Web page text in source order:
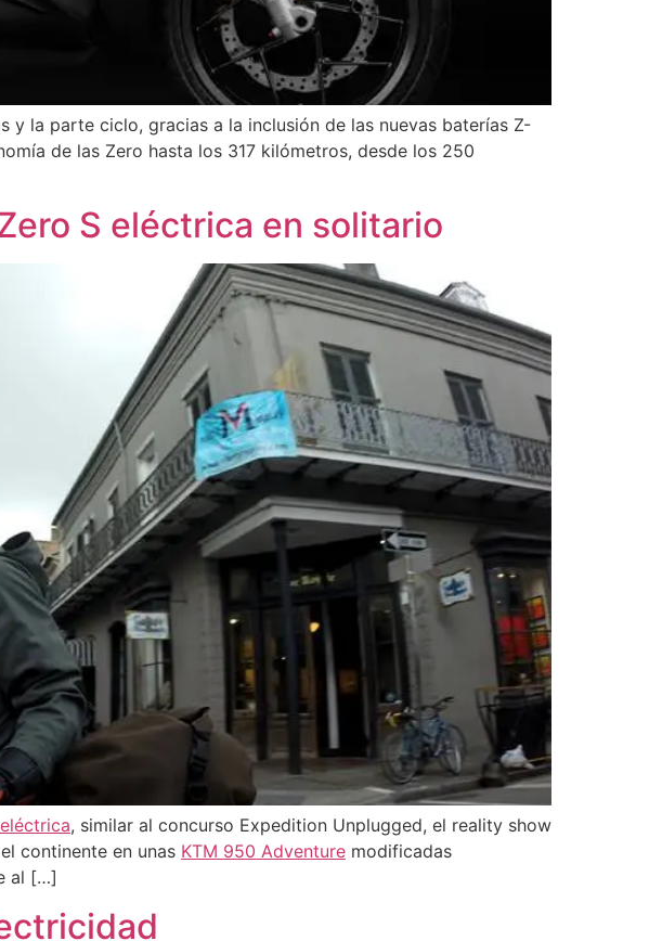
y la parte ciclo, gracias a la inclusión de las nuevas baterías Z-
de las Zero hasta los 317 kilómetros, desde los 250
S eléctrica en solitario
, similar al concurso Expedition Unplugged, el reality show
continente en unas KTM 950 Adventure modificadas
al […]